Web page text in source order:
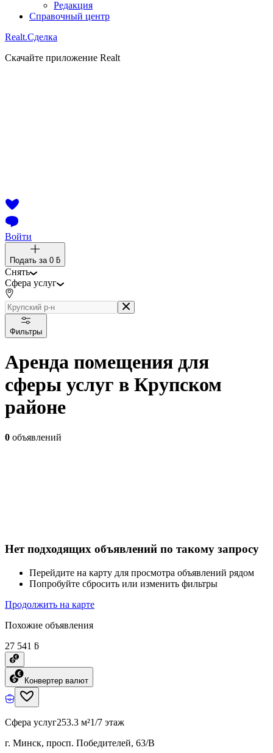
Редакция
Справочный центр
Realt.Сделка
Скачайте приложение Realt
Войти
Подать за 0 ƃ
Снять
Сфера услуг
Фильтры
Аренда помещения для
сферы услуг в Крупском
районе
0 объявлений
Нет подходящих объявлений по такому запросу
Перейдите на карту для просмотра объявлений рядом
Попробуйте сбросить или изменить фильтры
Продолжить на карте
Похожие объявления
27 541 ƃ
Конвертер валют
Сфера услуг253.3 м²1/7 этаж
г. Минск, просп. Победителей, 63/В